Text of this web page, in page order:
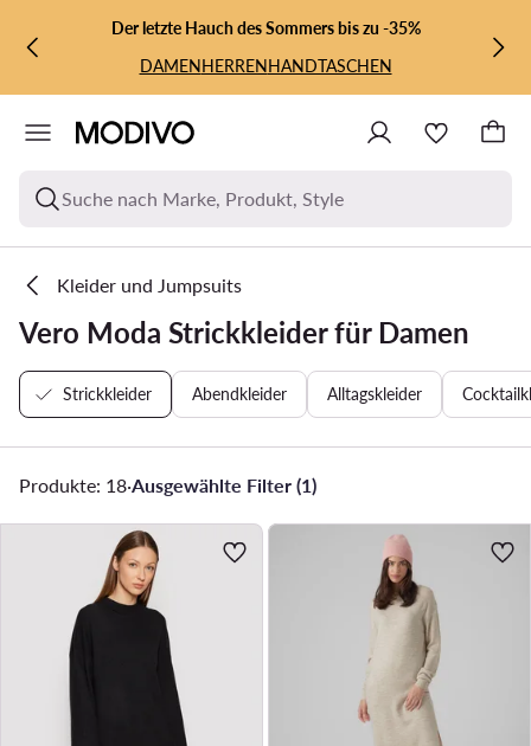
ZUM HAUPTINHALT SPRINGEN
ZUR SUCHEDer letzte Hauch des Sommers bis zu -35%
DAMENHERRENHANDTASCHEN
Suche nach Marke, Produkt, Style
Kleider und Jumpsuits
Vero Moda Strickkleider für Damen
Strickkleider Abendkleider Alltagskleider
Produkte: 18·Ausgewählte Filter (1)